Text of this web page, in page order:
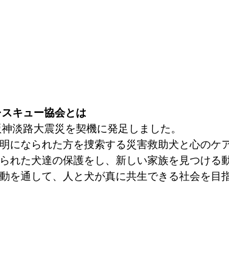
キュー協会とは
淡路大震災を契機に発足しました。
になられた方を捜索する災害救助犬と心のケ
れた犬達の保護をし、新しい家族を見つける
を通して、人と犬が真に共生できる社会を目